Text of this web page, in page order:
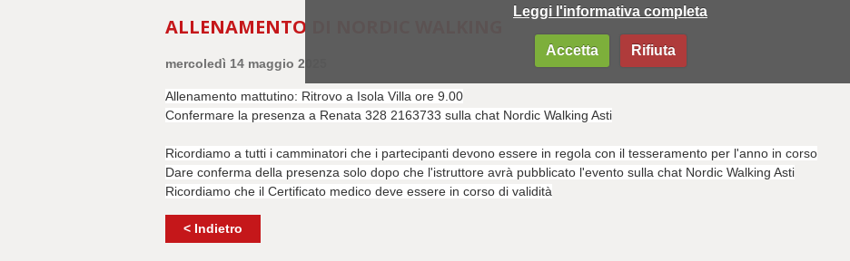
Leggi l'informativa completa
Accetta Rifiuta
ALLENAMENTO DI NORDIC WALKING
mercoledì 14 maggio 2025
Allenamento mattutino: Ritrovo a Isola Villa ore 9.00
Confermare la presenza a Renata 328 2163733 sulla chat Nordic Walking Asti
Ricordiamo a tutti i camminatori che i partecipanti devono essere in regola con il tesseramento per l'anno in corso
Dare conferma della presenza solo dopo che l'istruttore avrà pubblicato l'evento sulla chat Nordic Walking Asti
Ricordiamo che il Certificato medico deve essere in corso di validità
< Indietro